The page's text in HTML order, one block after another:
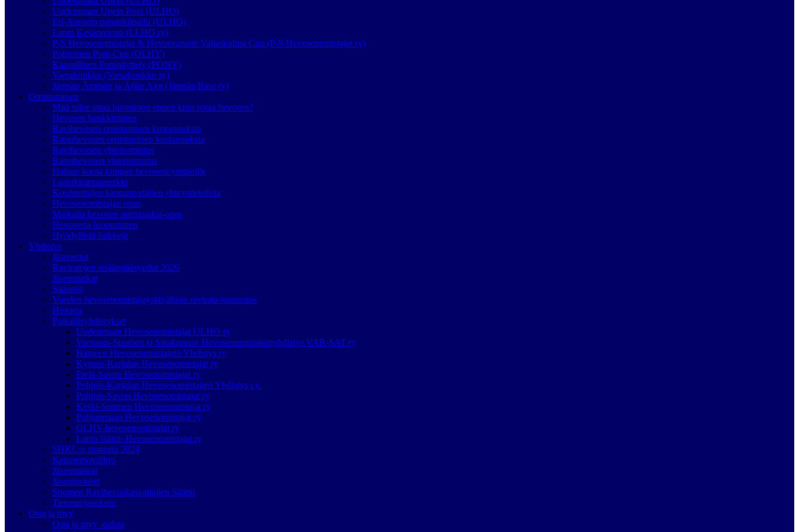
Uudenmaan Upein Poni (ULHO)
Eri-Aaronin patsaskilpailu (ULHO)
Lapin Kesäravicup (LLHO ry)
P-S Hevosenomistajat & Hevosvaruste Valjaskulma Cup (P-S Hevosenomistajat ry)
Pohjoinen Poni-Cup (OLHY)
Kansallinen Poninäyttely (PONY)
Varsakunkku (Varsakunkku ry)
Jämsän Ämmän ja Äijän Ajot (Jämsän Ravi ry)
Omistaminen
Mitä tulee ottaa huomioon ennen kuin ostaa hevosen?
Hevosen hankkiminen
Ravihevosen omistamisen kustannuksia
Ratsuhevosen omistamisen kustannuksia
Ravihevosen yhteisomistus
Ratsuhevosen yhteisomistus
Haluan koota kimpan hevoseni ympärille
Laatukimppamerkki
Koulutettujen kimpanvetäjien yhteystietolista
Hevosenomistajan opas
Matkalla hevosen omistajaksi-opas
Hevosesta luopuminen
Hyödyllisiä linkkejä
Yhdistys
Jäsenedut
Raviratojen sisäänpääsyedut 2026
Jäsenmatkat
Säännöt
Vuoden hevosenomistajaystävällisin ravirata-tunnustus
Historia
Paikallisyhdistykset
Uudenmaan Hevosenomistajat ULHO ry
Varsinais-Suomen ja Satakunnan Hevosenomistajainyhdistys VAR-SAT ry
Hämeen Hevosenomistajain Yhdistys ry
Kymen-Karjalan Hevosenomistajat ry
Etelä-Savon Hevosenomistajat ry
Pohjois-Karjalan Hevosenomistajien Yhdistys r.y.
Pohjois-Savon Hevosenomistajat ry
Keski-Suomen Hevosenomistajat ry
Pohjanmaan Hevosenomistajat ry
OLHY-hevosenomistajat ry
Lapin läänin Hevosenomistajat ry
SHKL:n strategia 2024
Keinoemovälitys
Jäsenmäärät
Jäsentuotteet
Suomen Ravihevoskasvattajien Säätiö
Tietosuojaseloste
Osta ja myy
Osta ja myy -palsta